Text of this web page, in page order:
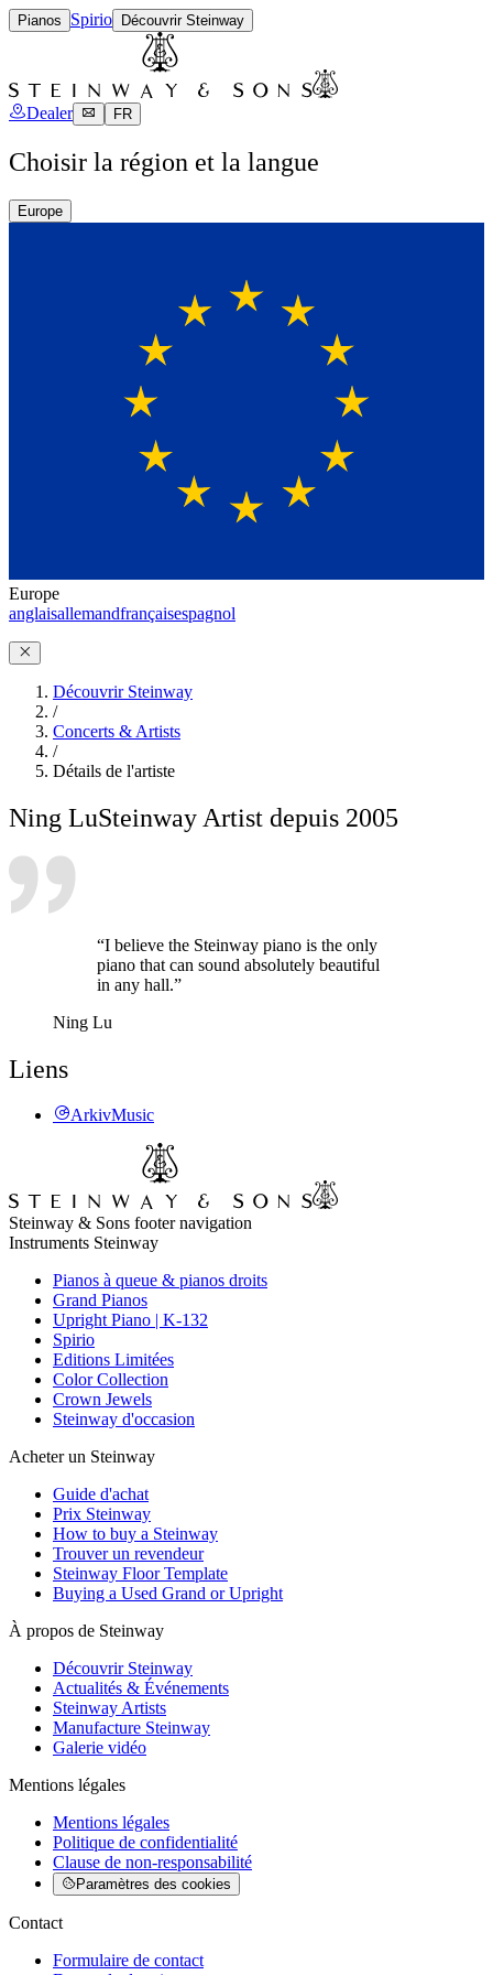
Pianos Spirio Découvrir Steinway
Dealer FR
Choisir la région et la langue
Europe
Europe
anglaisallemandfrançaisespagnol
Découvrir Steinway
/
Concerts & Artists
/
Détails de l'artiste
Ning LuSteinway Artist depuis 2005
“I believe the Steinway piano is the only
piano that can sound absolutely beautiful
in any hall.”
Ning Lu
Liens
ArkivMusic
Steinway & Sons footer navigation
Instruments Steinway
Pianos à queue & pianos droits
Grand Pianos
Upright Piano | K-132
Spirio
Editions Limitées
Color Collection
Crown Jewels
Steinway d'occasion
Acheter un Steinway
Guide d'achat
Prix Steinway
How to buy a Steinway
Trouver un revendeur
Steinway Floor Template
Buying a Used Grand or Upright
À propos de Steinway
Découvrir Steinway
Actualités & Événements
Steinway Artists
Manufacture Steinway
Galerie vidéo
Mentions légales
Mentions légales
Politique de confidentialité
Clause de non-responsabilité
Paramètres des cookies
Contact
Formulaire de contact